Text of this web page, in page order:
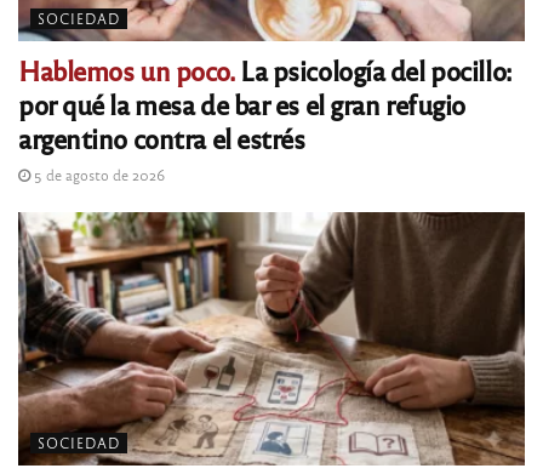
SOCIEDAD
Hablemos un poco.La psicología del pocillo:
por qué la mesa de bar es el gran refugio
argentino contra el estrés
5 de agosto de 2026
SOCIEDAD